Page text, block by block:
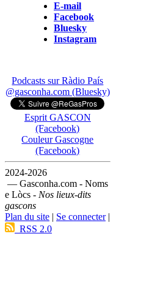
E-mail
Facebook
Bluesky
Instagram
Podcasts sur Ràdio País
@gasconha.com (Bluesky)
Esprit GASCON
(Facebook)
Couleur Gascogne
(Facebook)
2024-2026
— Gasconha.com - Noms
e Lòcs - Nos lieux-dits
gascons
Plan du site | Se connecter|
RSS 2.0